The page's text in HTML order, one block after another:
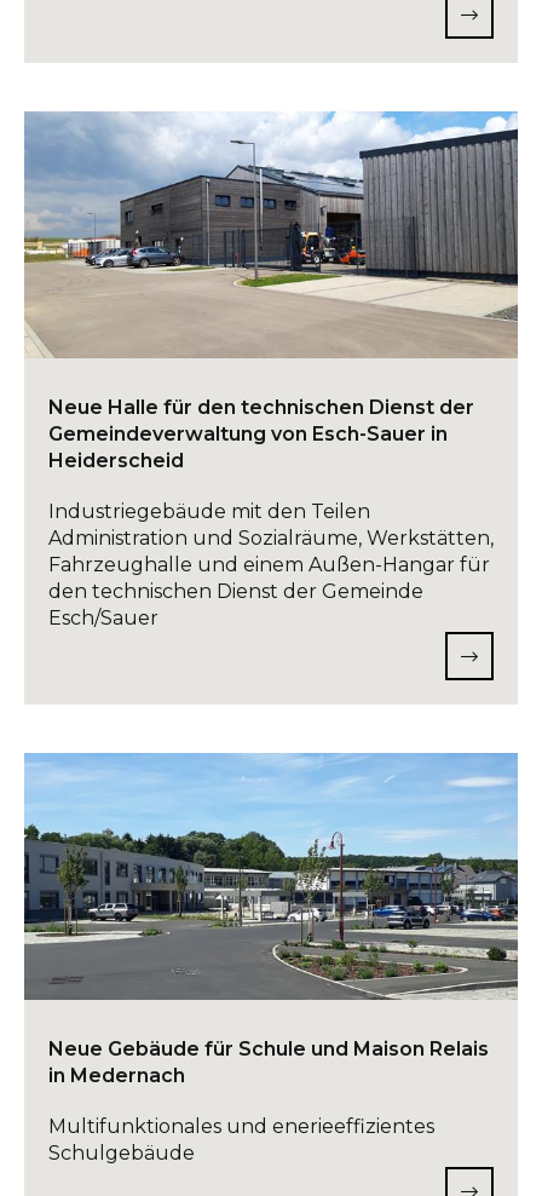
Neue Halle für den technischen Dienst der
Gemeindeverwaltung von Esch-Sauer in
Heiderscheid
Industriegebäude mit den Teilen
Administration und Sozialräume, Werkstätten,
Fahrzeughalle und einem Außen-Hangar für
den technischen Dienst der Gemeinde
Esch/Sauer
Neue Gebäude für Schule und Maison Relais
in Medernach
Multifunktionales und enerieeffizientes
Schulgebäude